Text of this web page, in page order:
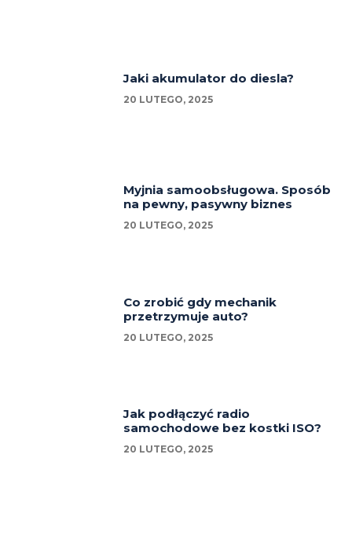
Jaki akumulator do diesla?
20 LUTEGO, 2025
Myjnia samoobsługowa. Sposób
na pewny, pasywny biznes
20 LUTEGO, 2025
Co zrobić gdy mechanik
przetrzymuje auto?
20 LUTEGO, 2025
Jak podłączyć radio
samochodowe bez kostki ISO?
20 LUTEGO, 2025